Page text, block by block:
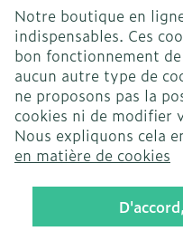
Notre boutique en
indispensables. Ces
bon fonctionnement
aucun autre type de
ne proposons pas la
cookies ni de modifier
Nous expliquons cela
en matière de cookies
Liens légaux